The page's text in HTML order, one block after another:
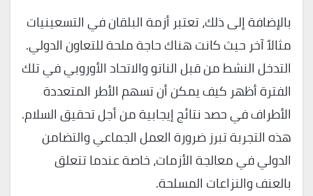
بالإضافة إلى ذلك، تعتبر أزمة البلقان في التسعينيات
مثالاً آخر حيث كانت هناك حاجة ملحة للتعاون الدولي.
التدخل النشط من قبل الناتو والاتحاد الأوروبي في تلك
الفترة أظهر كيف يمكن أن تسهم الأطر المتعددة
الأطراف في حصد نتائج إيجابية من أجل تحقيق السلام.
هذه التجربة تبرز ضرورة العمل الجماعي والتضامن
الدولي في معالجة الأزمات، خاصة عندما تتعلق
بالعنف والنزاعات المسلحة.